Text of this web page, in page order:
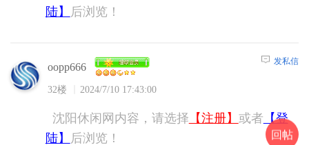
陆】
后浏览！
oopp666
32楼 2024/7/10 17:43:00
发私信
沈阳休闲网内容，请选择 【注册】 或者 【登
陆】
后浏览！ 回帖